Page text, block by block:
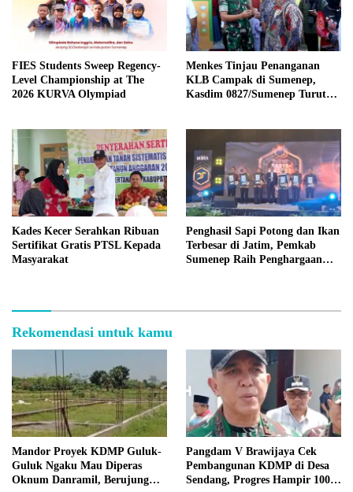
FIES Students Sweep Regency-
Level Championship at The
2026 KURVA Olympiad
Menkes Tinjau Penanganan
KLB Campak di Sumenep,
Kasdim 0827/Sumenep Turut
Kades Kecer Serahkan Ribuan
Sertifikat Gratis PTSL Kepada
Masyarakat
Penghasil Sapi Potong dan Ikan
Terbesar di Jatim, Pemkab
Sumenep Raih Penghargaan
Rekomendasi untuk kamu
Mandor Proyek KDMP Guluk-
Guluk Ngaku Mau Diperas
Oknum Danramil, Berujung
Pangdam V Brawijaya Cek
Pembangunan KDMP di Desa
Sendang, Progres Hampir 100